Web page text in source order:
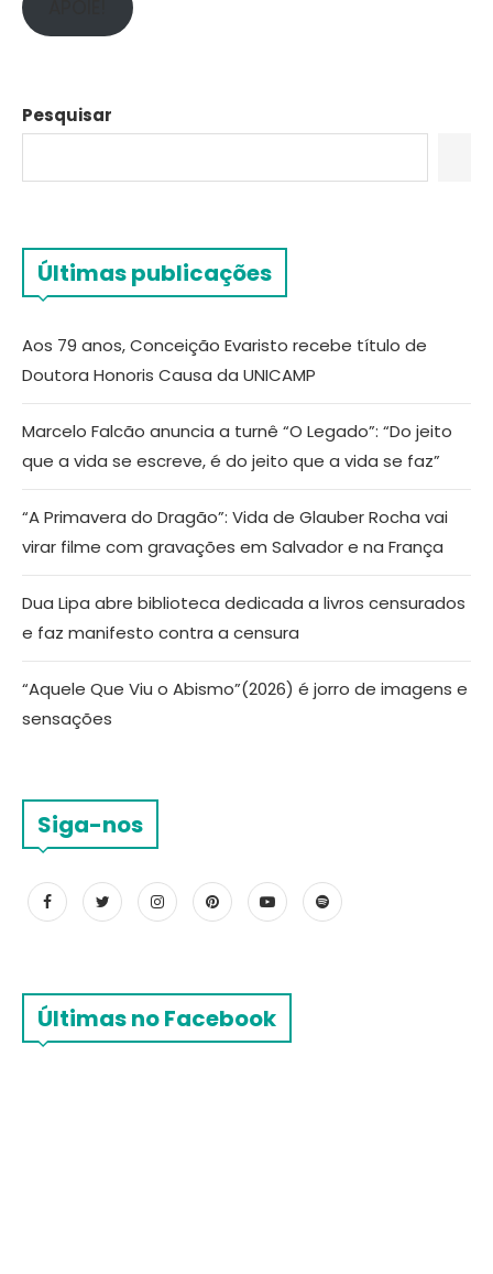
Pesquisar
Últimas publicações
Aos 79 anos, Conceição Evaristo recebe título de
Doutora Honoris Causa da UNICAMP
Marcelo Falcão anuncia a turnê “O Legado”: “Do jeito
que a vida se escreve, é do jeito que a vida se faz”
“A Primavera do Dragão”: Vida de Glauber Rocha vai
virar filme com gravações em Salvador e na França
Dua Lipa abre biblioteca dedicada a livros censurados
e faz manifesto contra a censura
“Aquele Que Viu o Abismo”(2026) é jorro de imagens e
sensações
Siga-nos
Últimas no Facebook